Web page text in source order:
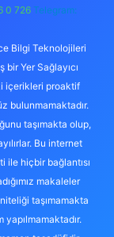
0 726 Telegram:
Bilgi Teknolojileri
bir Yer Sağlayıcı
içerikleri proaktif
bulunmamaktadır.
taşımakta olup,
Bu internet
ile hiçbir bağlantısı
makaleler
taşımamakta